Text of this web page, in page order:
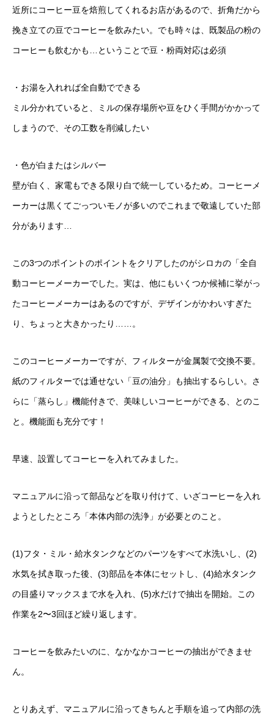
近所にコーヒー豆を焙煎してくれるお店があるので、折角だから
挽き立ての豆でコーヒーを飲みたい。でも時々は、既製品の粉の
コーヒーも飲むかも…ということで豆・粉両対応は必須
・お湯を入れれば全自動でできる
ミル分かれていると、ミルの保存場所や豆をひく手間がかかって
しまうので、その工数を削減したい
・色が白またはシルバー
壁が白く、家電もできる限り白で統一しているため。コーヒーメ
ーカーは黒くてごっついモノが多いのでこれまで敬遠していた部
分があります…
この3つのポイントのポイントをクリアしたのがシロカの「全自
動コーヒーメーカーでした。実は、他にもいくつか候補に挙がっ
たコーヒーメーカーはあるのですが、デザインがかわいすぎた
り、ちょっと大きかったり……。
このコーヒーメーカーですが、フィルターが金属製で交換不要。
紙のフィルターでは通せない「豆の油分」も抽出するらしい。さ
らに「蒸らし」機能付きで、美味しいコーヒーができる、とのこ
と。機能面も充分です！
早速、設置してコーヒーを入れてみました。
マニュアルに沿って部品などを取り付けて、いざコーヒーを入れ
ようとしたところ「本体内部の洗浄」が必要とのこと。
(1)フタ・ミル・給水タンクなどのパーツをすべて水洗いし、(2)
水気を拭き取った後、(3)部品を本体にセットし、(4)給水タンク
の目盛りマックスまで水を入れ、(5)水だけで抽出を開始。この
作業を2〜3回ほど繰り返します。
コーヒーを飲みたいのに、なかなかコーヒーの抽出ができませ
ん。
とりあえず、マニュアルに沿ってきちんと手順を追って内部の洗